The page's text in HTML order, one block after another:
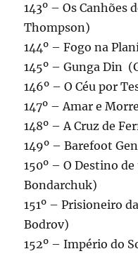
143º – Os Canhões
Thompson)
144º – Fogo na
145º – Gunga Din
146º – O Céu por
147º – Amar e
148º – A Cruz de
149º – Barefoot
150º – O Destino
Bondarchuk)
151º – Prisioneiro
Bodrov)
152º – Império do